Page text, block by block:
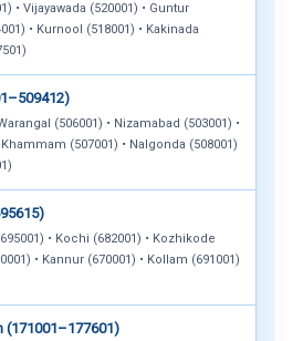
• Vijayawada (520001) • Guntur
• Kurnool (518001) • Kakinada
(506001) • Nizamabad (503001) •
(507001) • Nalgonda (508001)
• Kochi (682001) • Kozhikode
• Kannur (670001) • Kollam (691001)
(171001–177601)